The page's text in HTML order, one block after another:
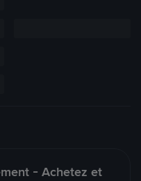
- Achetez et